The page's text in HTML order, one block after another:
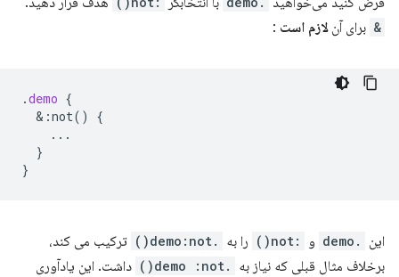
& برای آنلازم است :
.demo {
& :not()
{
...
}
}
این .demo و :not() را به .demo:not()
ترکیب می کند،
برخلاف مثال قبلی که نیاز به
.demo :not()
داشت. این یادآوری